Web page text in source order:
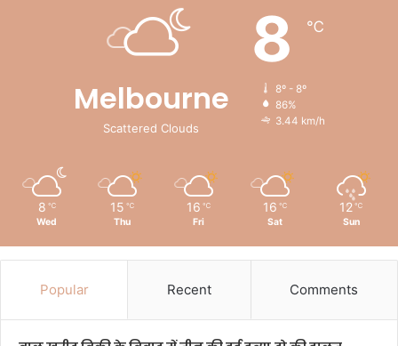
Melbourne
Scattered Clouds
8 ℃
8º - 8º
86%
3.44 km/h
8 ℃
Wed
15 ℃
Thu
16 ℃
Fri
16 ℃
Sat
12 ℃
Sun
Popular Recent Comments